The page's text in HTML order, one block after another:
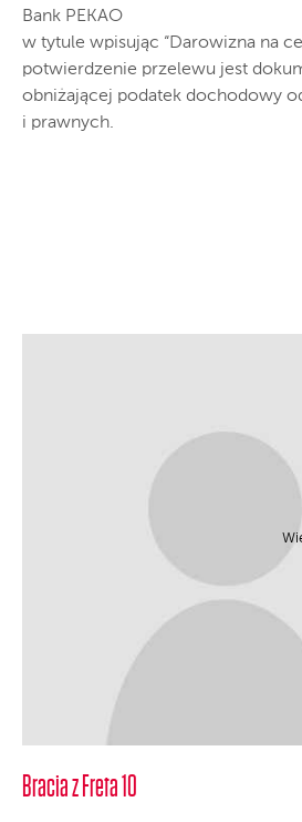
Bank PEKAO
w tytule wpisując “Darowizna na
potwierdzenie przelewu jest
obniżającej podatek dochodowy
i prawnych.
Bracia z Freta 10